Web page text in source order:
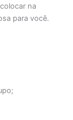
na
para você.